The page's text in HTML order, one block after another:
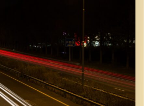
קרדיט תמונות: